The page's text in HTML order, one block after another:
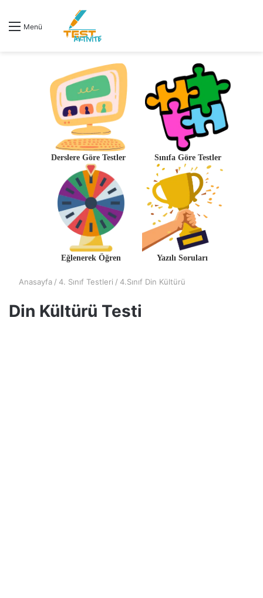
Menü
Derslere Göre Testler Sınıfa Göre Testler
Eğlenerek Öğren Yazılı Soruları
Anasayfa / 4. Sınıf Testleri / 4.Sınıf Din Kültürü
Din Kültürü Testi